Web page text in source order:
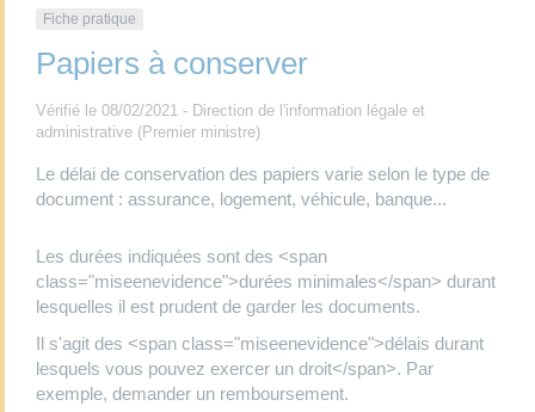
Fiche pratique
Papiers à conserver
Vérifié le 08/02/2021 - Direction de l'information légale et
administrative (Premier ministre)
Le délai de conservation des papiers varie selon le type de
document : assurance, logement, véhicule, banque...
Les durées indiquées sont des <span
class="miseenevidence">durées minimales</span> durant
lesquelles il est prudent de garder les documents.
Il s'agit des <span class="miseenevidence">délais durant
lesquels vous pouvez exercer un droit</span>. Par
exemple, demander un remboursement.